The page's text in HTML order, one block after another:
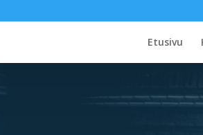
Etusivu